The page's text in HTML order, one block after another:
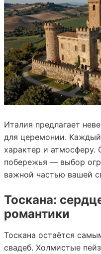
Италия предлагает
для церемонии.
характер и
побережья — выбор
важной частью вашей
Тоскана:
романтики
Тоскана остаётся
свадеб. Холмистые